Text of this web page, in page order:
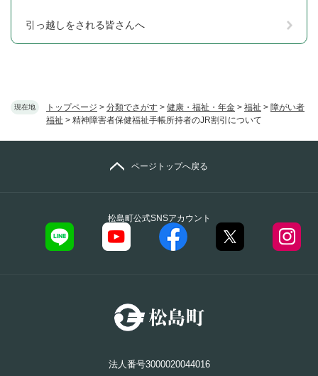
現在地 トップページ > 分類でさがす > 健康・福祉・年金 > 福祉 > 障がい者
福祉 > 精神障害者保健福祉手帳所持者のJR割引について
引っ越しをされる皆さんへ
松島町公式SNSアカウント
ページトップへ戻る
法人番号3000020044016